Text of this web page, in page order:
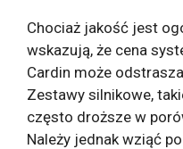
Chociaż jakość jest
wskazują, że cena
Cardin może
Zestawy silnikowe,
często droższe w
Należy jednak wziąć